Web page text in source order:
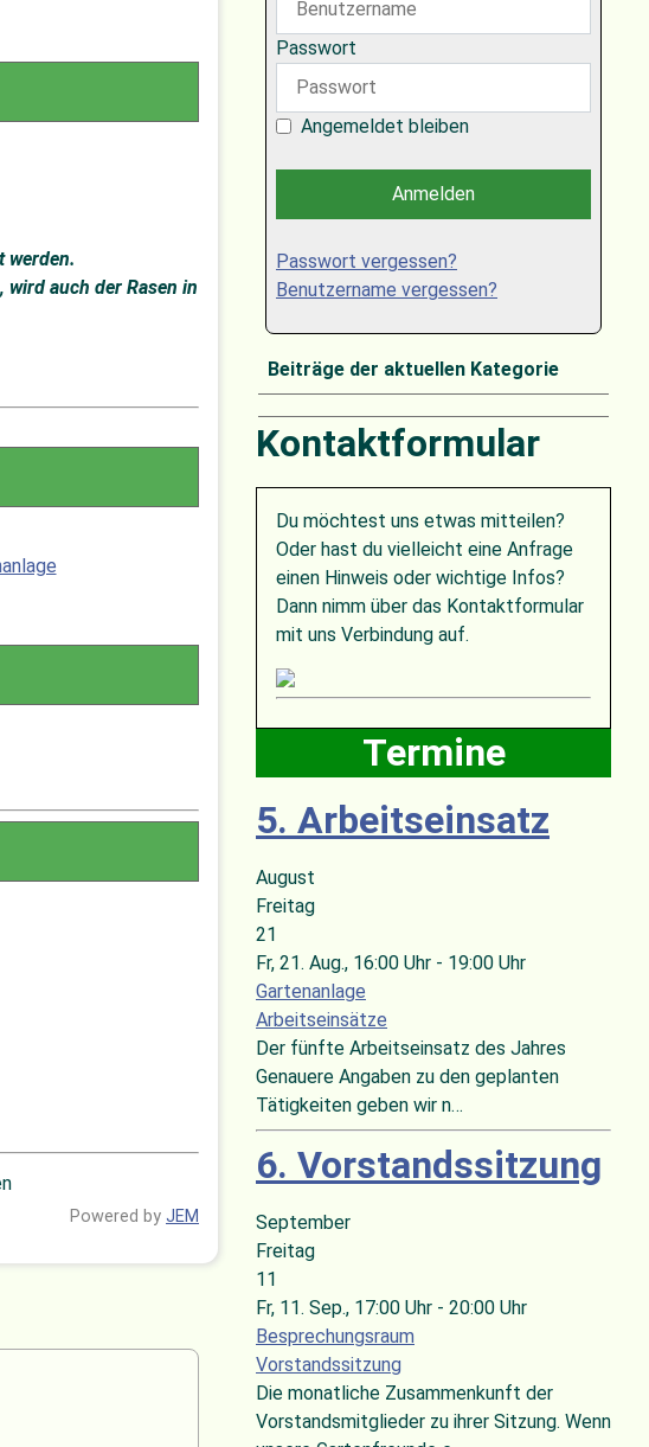
werden.
auch der Rasen in
Powered by JEM
Passwort
Angemeldet bleiben
Anmelden
Passwort vergessen?
Benutzername vergessen?
Beiträge der aktuellen Kategorie
Kontaktformular
Du möchtest uns etwas mitteilen?
Oder hast du vielleicht eine Anfrage
einen Hinweis oder wichtige Infos?
Dann nimm über das Kontaktformular
mit uns Verbindung auf.
Termine
5. Arbeitseinsatz
August
Freitag
21
Fr, 21. Aug., 16:00 Uhr - 19:00 Uhr
Gartenanlage
Arbeitseinsätze
Der fünfte Arbeitseinsatz des Jahres
Genauere Angaben zu den geplanten
Tätigkeiten geben wir n…
6. Vorstandssitzung
September
Freitag
11
Fr, 11. Sep., 17:00 Uhr - 20:00 Uhr
Besprechungsraum
Vorstandssitzung
Die monatliche Zusammenkunft der
Vorstandsmitglieder zu ihrer Sitzung. Wenn